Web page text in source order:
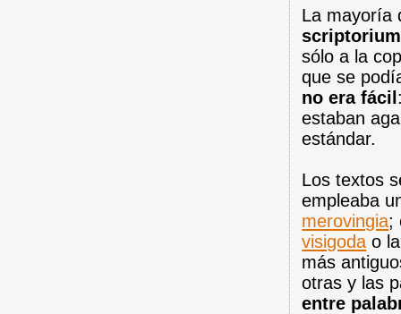
La mayoría
sólo a la
que se
no era fácil
estaban
estándar.
Los textos
empleaba
merovingia;
visigoda o
más
otras y las
entre